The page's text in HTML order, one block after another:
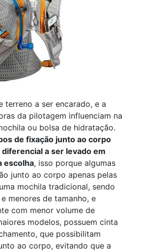
terreno a ser encarado, e a
da pilotagem influenciam na
ou bolsa de hidratação.
de fixação junto ao corpo
a ser levado em
escolha, isso porque algumas
junto ao corpo apenas pelas
mochila tradicional, sendo
menores de tamanho, e
com menor volume de
modelos, possuem cinta
que possibilitam
ao corpo, evitando que a